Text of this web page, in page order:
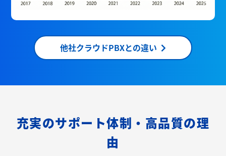
他社クラウドPBXとの違い
充実のサポート体制・高品質の理
由